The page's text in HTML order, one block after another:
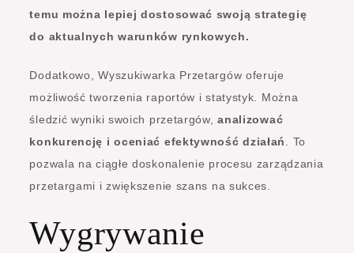
temu można lepiej dostosować swoją strategię
do aktualnych warunków rynkowych.
Dodatkowo, Wyszukiwarka Przetargów oferuje
możliwość tworzenia raportów i statystyk. Można
śledzić wyniki swoich przetargów,analizować
konkurencję i oceniać efektywność działań. To
pozwala na ciągłe doskonalenie procesu zarządzania
przetargami i zwiększenie szans na sukces.
Wygrywanie